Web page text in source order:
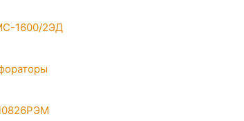
1600/2ЭД